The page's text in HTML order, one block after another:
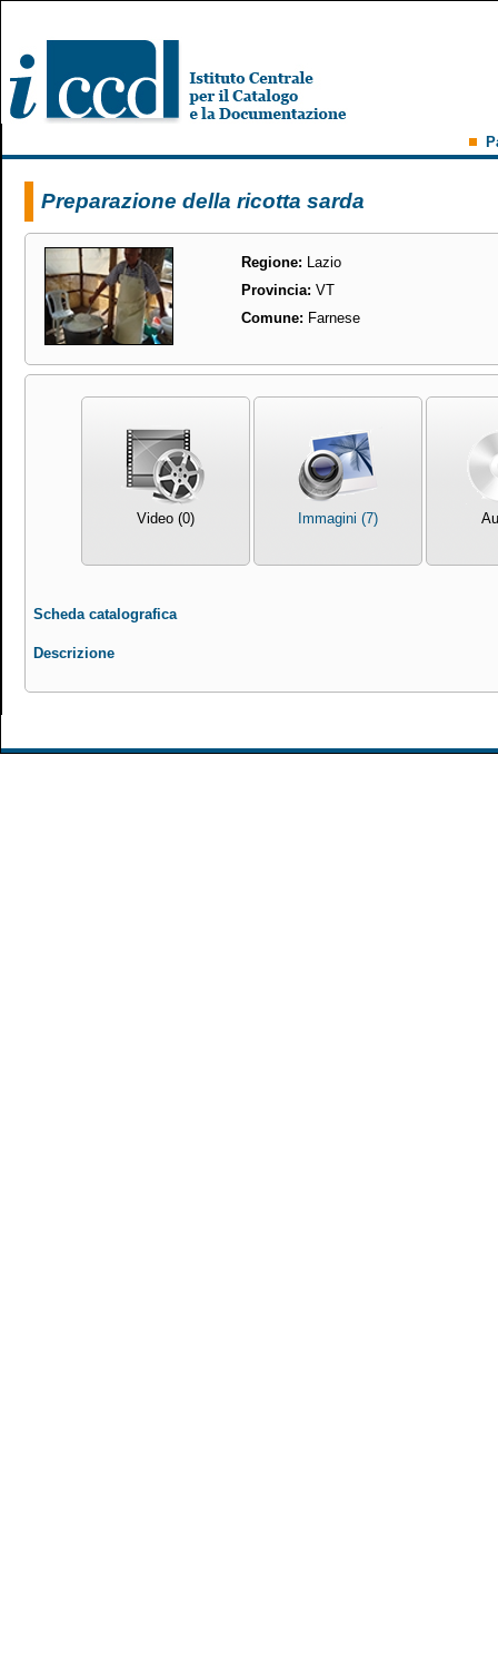
Preparazione della ricotta sarda
Regione: Lazio
Provincia: VT
Comune: Farnese
Video (0) Immagini (7)
Scheda catalografica
Descrizione